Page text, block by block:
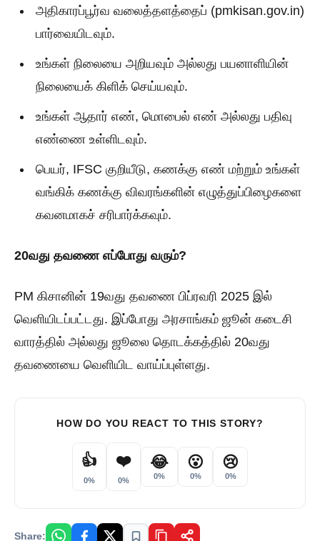
அதிகாரப்பூர்வ வலைத்தளத்தைப் (pmkisan.gov.in)
பார்வையிடவும்.
உங்கள் நிலையை அறியவும் அல்லது பயனாளியின்
நிலையைக் கிளிக் செய்யவும்.
உங்கள் ஆதார் எண், மொபைல் எண் அல்லது பதிவு
எண்ணை உள்ளிடவும்.
பெயர், IFSC குறியீடு, கணக்கு எண் மற்றும் உங்கள்
வங்கிக் கணக்கு விவரங்களின் எழுத்துப்பிழைகளை
கவனமாகச் சரிபார்க்கவும்.
20வது தவணை எப்போது வரும்?
PM கிசானின் 19வது தவணை பிப்ரவரி 2025 இல்
வெளியிடப்பட்டது. இப்போது அரசாங்கம் ஜூன் கடைசி
வாரத்தில் அல்லது ஜூலை தொடக்கத்தில் 20வது
தவணையை வெளியிட வாய்ப்புள்ளது.
HOW DO YOU REACT TO THIS STORY?
👍
0%
❤️
0%
😂
0%
😮
0%
😢
0%
Share: